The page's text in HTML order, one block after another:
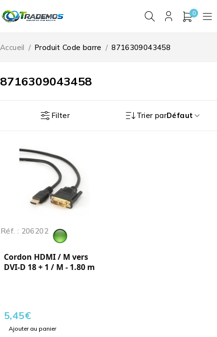
0
8716309043458
Accueil / Produit Code barre / 8716309043458
Filter Trier parDéfaut
Réf. : 206202
Cordon HDMI / M vers
DVI-D 18 + 1 / M - 1.80 m
5,45€
Ajouter au panier